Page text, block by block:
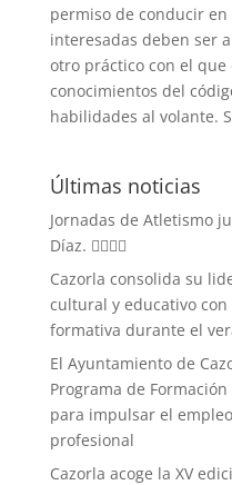
permiso de conducir en
interesadas deben ser
otro práctico con el
conocimientos del
habilidades al volante.
Últimas noticias
Jornadas de Atletismo
Díaz. 🏃‍♀️🏃‍♂️
Cazorla consolida su
cultural y educativo
formativa durante el
El Ayuntamiento de
Programa de
para impulsar el
profesional
Cazorla acoge la XV